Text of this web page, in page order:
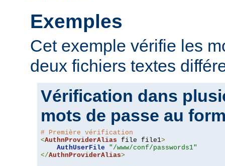
Exemples
Cet exemple vérifie les
deux fichiers textes
Vérification dans
mots de passe au
# Première vérification
<AuthnProviderAlias file file1>
AuthUserFile
"/www/conf/passwords1"
</AuthnProviderAlias>